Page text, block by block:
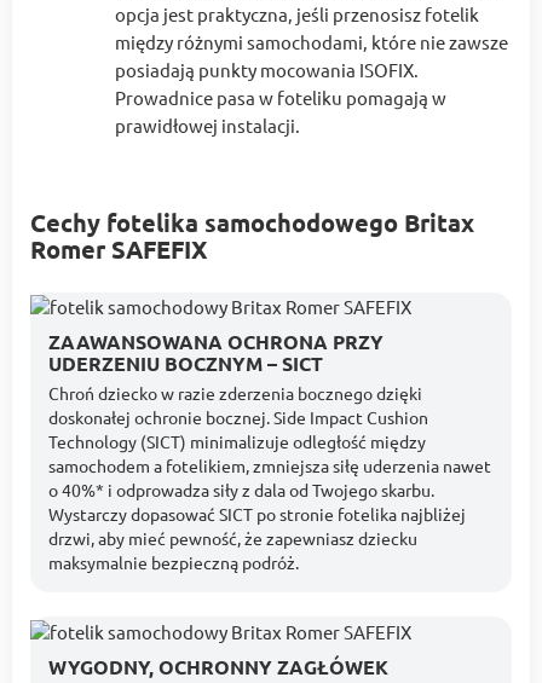
opcja jest praktyczna, jeśli przenosisz fotelik
między różnymi samochodami, które nie zawsze
posiadają punkty mocowania ISOFIX.
Prowadnice pasa w foteliku pomagają w
prawidłowej instalacji.
Cechy fotelika samochodowego Britax
Romer SAFEFIX
ZAAWANSOWANA OCHRONA PRZY
UDERZENIU BOCZNYM – SICT
Chroń dziecko w razie zderzenia bocznego dzięki
doskonałej ochronie bocznej. Side Impact Cushion
Technology (SICT) minimalizuje odległość między
samochodem a fotelikiem, zmniejsza siłę uderzenia nawet
o 40%* i odprowadza siły z dala od Twojego skarbu.
Wystarczy dopasować SICT po stronie fotelika najbliżej
drzwi, aby mieć pewność, że zapewniasz dziecku
maksymalnie bezpieczną podróż.
WYGODNY, OCHRONNY ZAGŁÓWEK